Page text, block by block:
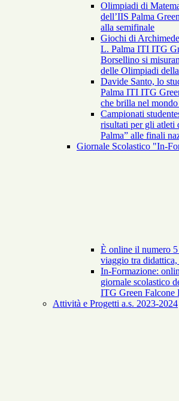
Olimpiadi di
dell’IIS Palma
alla semifinale
Giochi di
L. Palma ITI ITG
Borsellino si
delle Olimpiadi
Davide Santo, lo
Palma ITI ITG
che brilla nel
Campionati
risultati per gli atleti
Palma” alle finali
Giornale Scolastico "In-
È online il numero
viaggio tra didattica,
In-Formazione:
giornale scolastico
ITG Green Falcone
Attività e Progetti a.s. 2023-2024